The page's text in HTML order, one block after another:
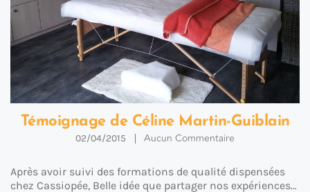
Témoignage de Céline Martin-Guiblain
02/04/2015 Aucun Commentaire
Après avoir suivi des formations de qualité dispensées
chez Cassiopée, Belle idée que partager nos expériences…